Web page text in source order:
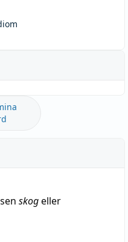
skogeller